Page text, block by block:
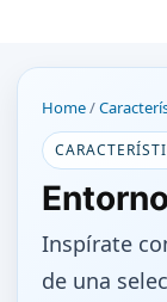
contenido
Home/
Inspírate
de una